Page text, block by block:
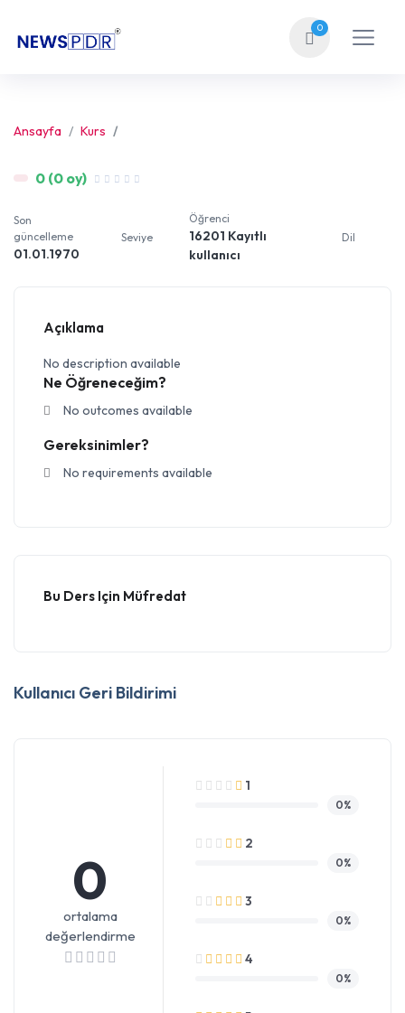
0
Ansayfa Kurs
0 (0 oy)
Son
güncelleme
01.01.1970
Seviye
Öğrenci
16201 Kayıtlı
kullanıcı
Dil
Açıklama
No description available
Ne Öğreneceğim?
No outcomes available
Gereksinimler?
No requirements available
Bu Ders Için Müfredat
Kullanıcı Geri Bildirimi
0
ortalama
değerlendirme
1
0%
2
0%
3
0%
4
0%